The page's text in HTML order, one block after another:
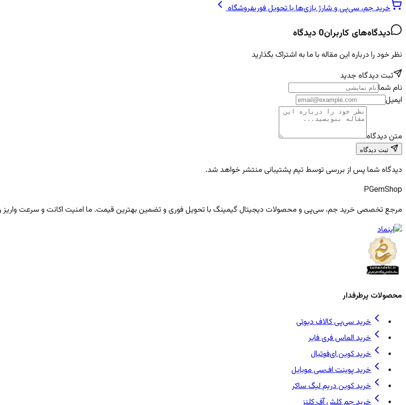
خرید جم، سی‌پی و شارژ بازی‌ها با تحویل فوریفروشگاه
دیدگاه‌های کاربران0 دیدگاه
نظر خود را درباره این مقاله با ما به اشتراک بگذارید
ثبت دیدگاه جدید
نام شما
ایمیل
متن دیدگاه
ثبت دیدگاه
دیدگاه شما پس از بررسی توسط تیم پشتیبانی منتشر خواهد شد.
PGemShop
مرجع تخصصی خرید جم، سی‌پی و محصولات دیجیتال گیمینگ با تحویل فوری و تضمین بهترین قیمت. ما امنیت اکانت و سرعت واریز
محصولات پرطرفدار
خرید سی‌پی کالاف دیوتی
خرید الماس فری فایر
خرید کوین ای‌فوتبال
خرید پوینت اف‌سی موبایل
خرید کوین دریم لیگ ساکر
خرید جم کلش آف کلنز